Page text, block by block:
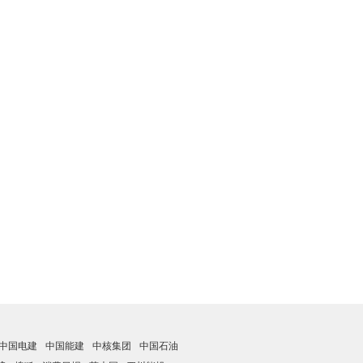
国电建 中国能建 中核集团
中国石油